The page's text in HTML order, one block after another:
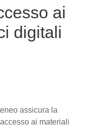
ai
digitali
assicura la
ai materiali